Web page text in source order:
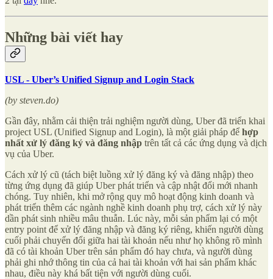
Những bài viết hay
USL - Uber’s Unified Signup and Login Stack
(by steven.do)
Gần đây, nhằm cải thiện trải nghiệm người dùng, Uber đã triển khai
project USL (Unified Signup and Login), là một giải pháp để hợp
nhất xử lý đăng ký và đăng nhập trên tất cả các ứng dụng và dịch
vụ của Uber.
Cách xử lý cũ (tách biệt luồng xử lý đăng ký và đăng nhập) theo
từng ứng dụng đã giúp Uber phát triển và cập nhật đổi mới nhanh
chóng. Tuy nhiên, khi mở rộng quy mô hoạt động kinh doanh và
phát triển thêm các ngành nghề kinh doanh phụ trợ, cách xử lý này
dần phát sinh nhiều mâu thuẫn. Lúc này, mỗi sản phẩm lại có một
entry point để xử lý đăng nhập và đăng ký riêng, khiến người dùng
cuối phải chuyển đổi giữa hai tài khoản nếu như họ không rõ mình
đã có tài khoản Uber trên sản phẩm đó hay chưa, và người dùng
phải ghi nhớ thông tin của cả hai tài khoản với hai sản phẩm khác
nhau, điều này khá bất tiện với người dùng cuối.